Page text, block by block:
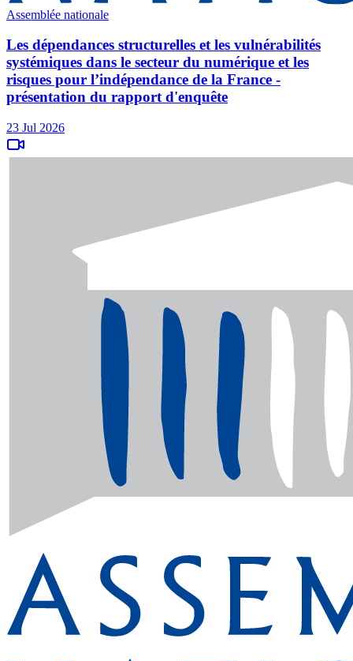
Assemblée nationale
Les dépendances structurelles et les vulnérabilités
systémiques dans le secteur du numérique et les
risques pour l’indépendance de la France -
présentation du rapport d'enquête
23 Jul 2026